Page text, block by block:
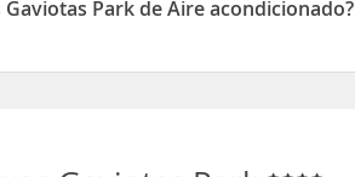
Park de Aire acondicionado?